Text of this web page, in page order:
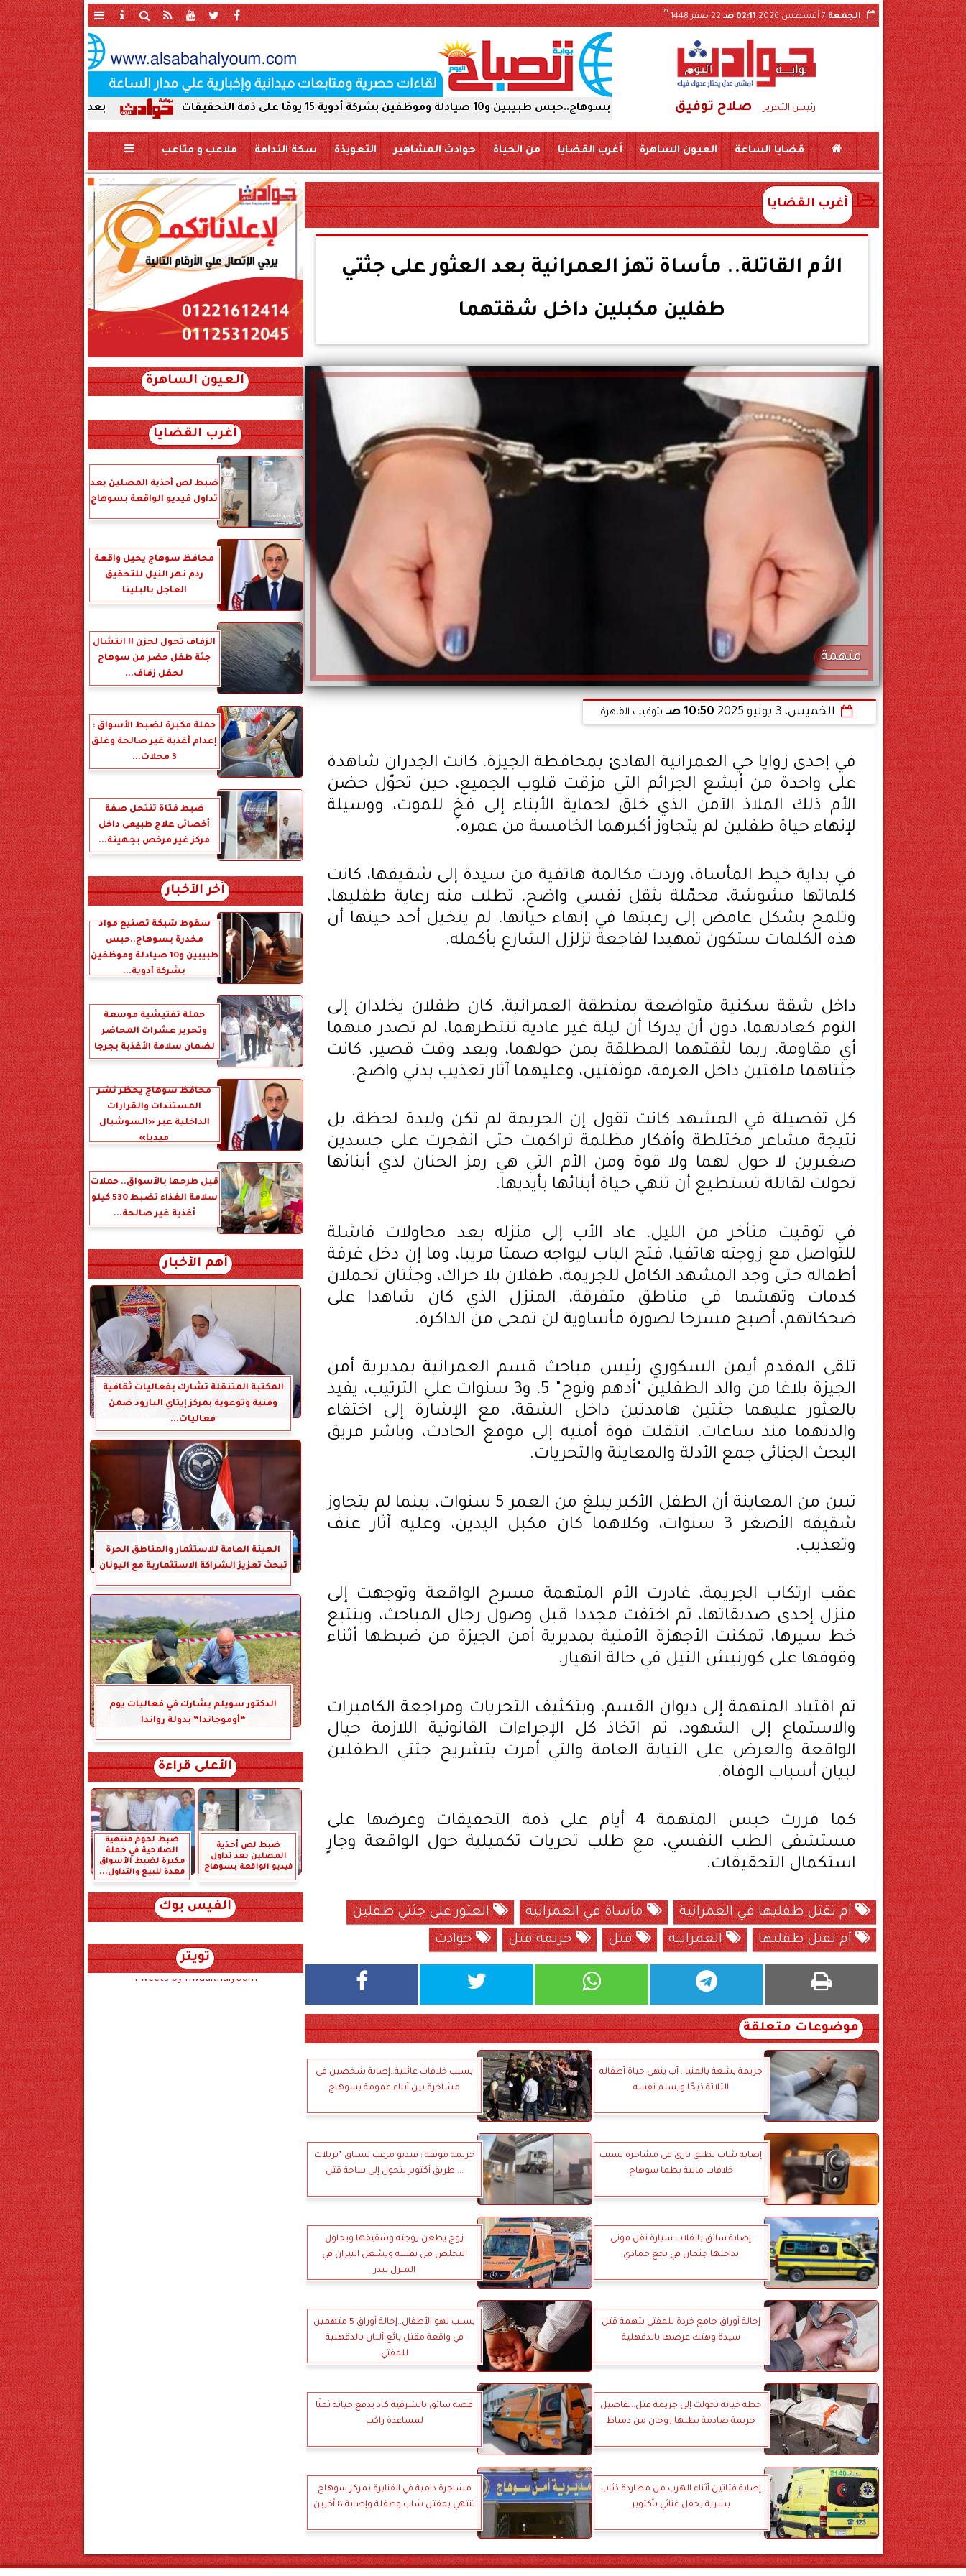
الجمعة7 أغسطس 2026 02:11 صـ 22 صفر 1448
هـ
رئيس التحرير صلاح توفيق بعد ضبط حمير مذبوحة في محافظة سقوط شبكة تصنيع مواد مخدرة بسوهاج..حبس طبيبين و10 صيادلة وموظفين بشركة أدوية 15 يومًا على ذمة التحقيقات بجرجا
قضايا الساعة العيون الساهرة أغرب القضايا من الحياة حوادث المشاهير التعويذة سكة الندامة ملاعب و متاعب
أغرب القضايا
الأم القاتلة.. مأساة تهز العمرانية بعد العثور على جثتي
طفلين مكبلين داخل شقتهما
متهمة
الخميس، 3 يوليو 2025 10:50 صـ بتوقيت القاهرة
في إحدى زوايا حي العمرانية الهادئ بمحافظة الجيزة، كانت الجدران شاهدة
على واحدة من أبشع الجرائم التي مزقت قلوب الجميع، حين تحوّل حضن
الأم ذلك الملاذ الآمن الذي خلق لحماية الأبناء إلى فخٍ للموت، ووسيلة
لإنهاء حياة طفلين لم يتجاوز أكبرهما الخامسة من عمره.
في بداية خيط المأساة، وردت مكالمة هاتفية من سيدة إلى شقيقها، كانت
كلماتها مشوشة، محمّلة بثقل نفسي واضح، تطلب منه رعاية طفليها،
وتلمح بشكل غامض إلى رغبتها في إنهاء حياتها، لم يتخيل أحد حينها أن
هذه الكلمات ستكون تمهيدا لفاجعة تزلزل الشارع بأكمله.
داخل شقة سكنية متواضعة بمنطقة العمرانية، كان طفلان يخلدان إلى
النوم كعادتهما، دون أن يدركا أن ليلة غير عادية تنتظرهما، لم تصدر منهما
أي مقاومة، ربما لثقتهما المطلقة بمن حولهما، وبعد وقت قصير، كانت
جثتاهما ملقتين داخل الغرفة، موثقتين، وعليهما آثار تعذيب بدني واضح.
كل تفصيلة في المشهد كانت تقول إن الجريمة لم تكن وليدة لحظة، بل
نتيجة مشاعر مختلطة وأفكار مظلمة تراكمت حتى انفجرت على جسدين
صغيرين لا حول لهما ولا قوة ومن الأم التي هي رمز الحنان لدي أبنائها
تحولت لقاتلة تستطيع أن تنهي حياة أبنائها بأيديها.
في توقيت متأخر من الليل، عاد الأب إلى منزله بعد محاولات فاشلة
للتواصل مع زوجته هاتفيا، فتح الباب ليواجه صمتا مريبا، وما إن دخل غرفة
أطفاله حتى وجد المشهد الكامل للجريمة، طفلان بلا حراك، وجثتان تحملان
كدمات وتهشما في مناطق متفرقة، المنزل الذي كان شاهدا على
ضحكاتهم، أصبح مسرحا لصورة مأساوية لن تمحى من الذاكرة.
تلقى المقدم أيمن السكوري رئيس مباحث قسم العمرانية بمديرية أمن
الجيزة بلاغا من والد الطفلين "أدهم ونوح" 5، و3 سنوات علي الترتيب، يفيد
بالعثور عليهما جثتين هامدتين داخل الشقة، مع الإشارة إلى اختفاء
والدتهما منذ ساعات، انتقلت قوة أمنية إلى موقع الحادث، وباشر فريق
البحث الجنائي جمع الأدلة والمعاينة والتحريات.
تبين من المعاينة أن الطفل الأكبر يبلغ من العمر 5 سنوات، بينما لم يتجاوز
شقيقه الأصغر 3 سنوات، وكلاهما كان مكبل اليدين، وعليه آثار عنف
وتعذيب.
عقب ارتكاب الجريمة، غادرت الأم المتهمة مسرح الواقعة وتوجهت إلى
منزل إحدى صديقاتها، ثم اختفت مجددا قبل وصول رجال المباحث، وبتتبع
خط سيرها، تمكنت الأجهزة الأمنية بمديرية أمن الجيزة من ضبطها أثناء
وقوفها على كورنيش النيل في حالة انهيار.
تم اقتياد المتهمة إلى ديوان القسم، وبتكثيف التحريات ومراجعة الكاميرات
والاستماع إلى الشهود، تم اتخاذ كل الإجراءات القانونية اللازمة حيال
الواقعة والعرض على النيابة العامة والتي أمرت بتشريح جثتي الطفلين
لبيان أسباب الوفاة.
كما قررت حبس المتهمة 4 أيام على ذمة التحقيقات وعرضها على
مستشفى الطب النفسي، مع طلب تحريات تكميلية حول الواقعة وجارٍ
استكمال التحقيقات.
أم تقتل طفليها في العمرانية مأساة في العمرانية
العثور على جثتي طفلين
أم تقتل طفليها
العمرانية قتل جريمة قتل حوادث
موضوعات متعلقة
جريمة بشعة بالمنيا.. أب ينهى حياة أطفاله
الثلاثة ذبحًا ويسلم نفسه
بسبب خلافات عائلية..إصابة شخصين فى
مشاجرة بين أبناء عمومة بسوهاج
إصابة شاب بطلق نارى فى مشاجرة بسبب
خلافات مالية بطما سوهاج
جريمة موثقة : فيديو مرعب لسباق ”تريلات
... طريق أكتوبر يتحول إلى ساحة قتل
إصابة سائق بانقلاب سيارة نقل موتى
بداخلها جثمان في نجع حمادي
زوج يطعن زوجته وشقيقها ويحاول
التخلص من نفسه ويشعل النيران في
المنزل ببدر
إحالة أوراق جامع خردة للمفتي بتهمة قتل
سيدة وهتك عرضها بالدقهلية
بسبب لهو الأطفال..إحالة أوراق 5 متهمين
في واقعة مقتل بائع ألبان بالدقهلية
للمفتي
خطة خيانة تحولت إلى جريمة قتل..تفاصيل
جريمة صادمة بطلها زوجان من دمياط
قصة سائق بالشرقية كاد يدفع حياته ثمنًا
لمساعدة راكب
إصابة فتاتين أثناء الهرب من مطاردة ذئاب
بشرية بحفل غنائي بأكتوبر
مشاجرة دامية في القنابرة بمركز سوهاج
تنتهي بمقتل شاب وطفلة وإصابة 8 آخرين
العيون الساهرة
xml_json/rss/~12.xml x0n not found
أغرب القضايا
ضبط لص أحذية المصلين بعد
تداول فيديو الواقعة بسوهاج
محافظ سوهاج يحيل واقعة
ردم نهر النيل للتحقيق
العاجل بالبلينا
الزفاف تحول لحزن !! انتشال
جثة طفل حضر من سوهاج
لحفل زفاف...
حملة مكبرة لضبط الأسواق :
إعدام أغذية غير صالحة وغلق
3 محلات...
ضبط فتاة تنتحل صفة
أخصائى علاج طبيعى داخل
مركز غير مرخص بجهينة...
آخر الأخبار
سقوط شبكة تصنيع مواد
مخدرة بسوهاج..حبس
طبيبين و10 صيادلة وموظفين
بشركة أدوية...
حملة تفتيشية موسعة
وتحرير عشرات المحاضر
لضمان سلامة الأغذية بجرجا
محافظ سوهاج يحظر نشر
المستندات والقرارات
الداخلية عبر «السوشيال
ميديا»
قبل طرحها بالأسواق.. حملات
سلامة الغذاء تضبط 530 كيلو
أغذية غير صالحة...
أهم الأخبار
المكتبة المتنقلة تشارك بفعاليات ثقافية
وفنية وتوعوية بمركز إيتاي البارود ضمن
فعاليات...
الهيئة العامة للاستثمار والمناطق الحرة
تبحث تعزيز الشراكة الاستثمارية مع اليونان
الدكتور سويلم يشارك في فعاليات يوم
“أوموجاندا” بدولة رواندا
الأعلى قراءة
ضبط لص أحذية
المصلين بعد تداول
فيديو الواقعة بسوهاج
ضبط لحوم منتهية
الصلاحية في حملة
مكبرة لضبط الأسواق
معدة للبيع والتداول...
الفيس بوك
تويتر
Tweets by hwadithalyoum